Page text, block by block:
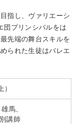
指し、ヴァリエーシ
団プリンシパルをは
先端の舞台スキルを
られた生徒はバレエ
）
馬、
講師